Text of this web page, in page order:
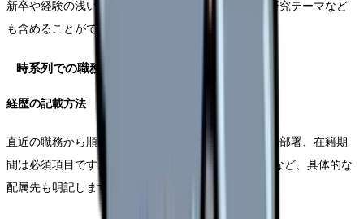
新卒や経験の浅い方は、実習での経験や学生時代の研究テーマなど
も含めることができます。
時系列での職務経歴記載
経歴の記載方法
直近の職務から順に記載していきます。施設名、所属部署、在籍期
間は必須項目です。産科病棟、NICU、産婦人科外来など、具体的な
配属先も明記します。